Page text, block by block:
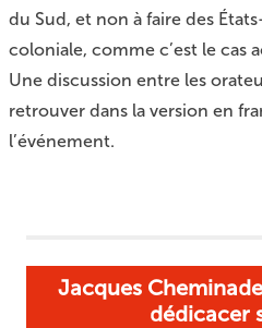
du Sud, et non à faire des
coloniale, comme c’est le cas
Une discussion entre les
retrouver dans la version en
l’événement.
Jacques
dédicacer